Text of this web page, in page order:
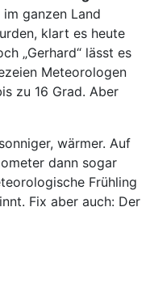
ganzen Land
klart es heute
„Gerhard“ lässt es
Meteorologen
zu 16 Grad. Aber
wärmer. Auf
dann sogar
Frühling
Fix aber auch: Der